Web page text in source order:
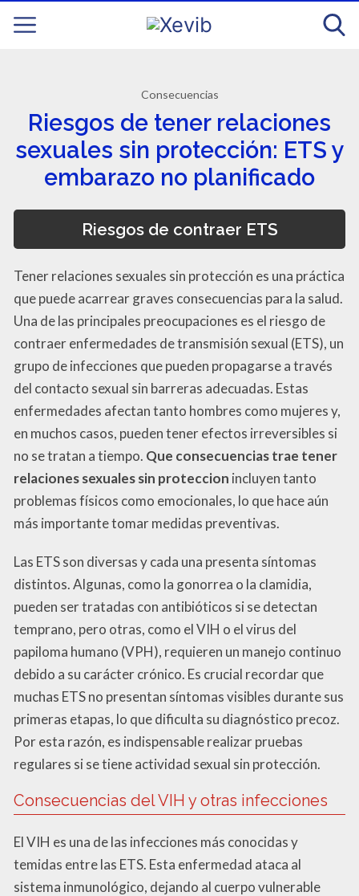
Consecuencias
Riesgos de tener relaciones
sexuales sin protección: ETS y
embarazo no planificado
Riesgos de contraer ETS
Tener relaciones sexuales sin protección es una práctica
que puede acarrear graves consecuencias para la salud.
Una de las principales preocupaciones es el riesgo de
contraer enfermedades de transmisión sexual (ETS), un
grupo de infecciones que pueden propagarse a través
del contacto sexual sin barreras adecuadas. Estas
enfermedades afectan tanto hombres como mujeres y,
en muchos casos, pueden tener efectos irreversibles si
no se tratan a tiempo. Que consecuencias trae tener
relaciones sexuales sin proteccion incluyen tanto
problemas físicos como emocionales, lo que hace aún
más importante tomar medidas preventivas.
Las ETS son diversas y cada una presenta síntomas
distintos. Algunas, como la gonorrea o la clamidia,
pueden ser tratadas con antibióticos si se detectan
temprano, pero otras, como el VIH o el virus del
papiloma humano (VPH), requieren un manejo continuo
debido a su carácter crónico. Es crucial recordar que
muchas ETS no presentan síntomas visibles durante sus
primeras etapas, lo que dificulta su diagnóstico precoz.
Por esta razón, es indispensable realizar pruebas
regulares si se tiene actividad sexual sin protección.
Consecuencias del VIH y otras infecciones
El VIH es una de las infecciones más conocidas y
temidas entre las ETS. Esta enfermedad ataca al
sistema inmunológico, dejando al cuerpo vulnerable